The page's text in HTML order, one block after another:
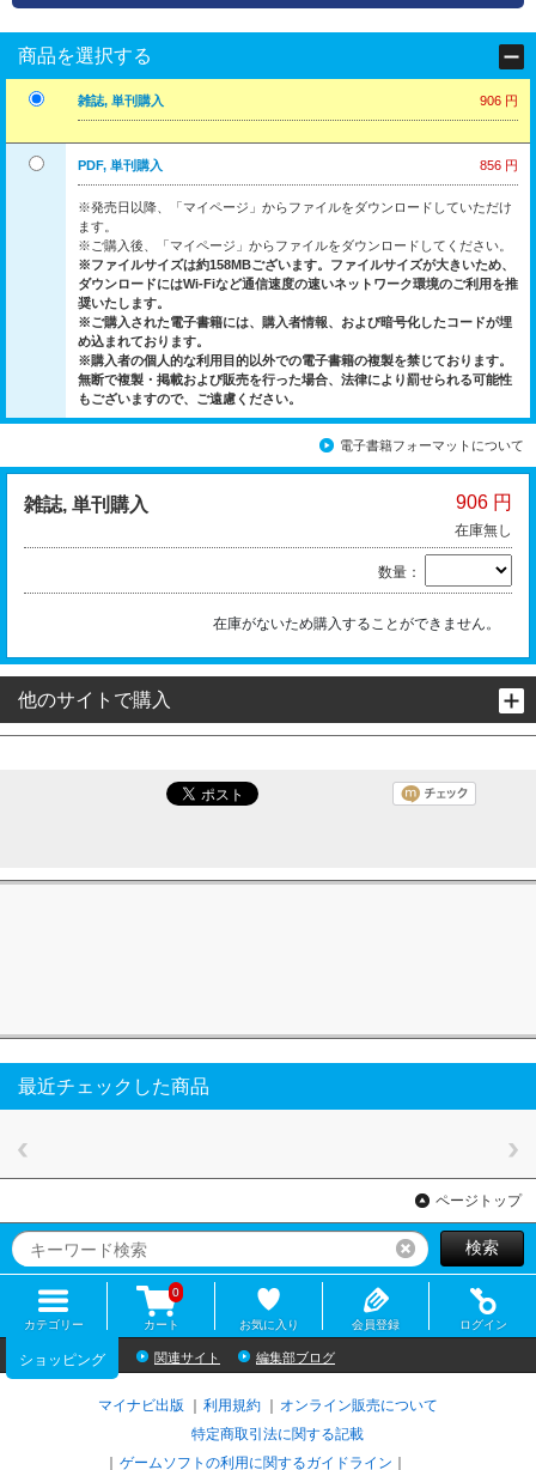
商品を選択する
雑誌, 単刊購入 906 円
PDF, 単刊購入 856 円
※発売日以降、「マイページ」からファイルをダウンロードしていただけ
ます。
※ご購入後、「マイページ」からファイルをダウンロードしてください。
※ファイルサイズは約158MBございます。ファイルサイズが大きいため、
ダウンロードにはWi-Fiなど通信速度の速いネットワーク環境のご利用を推
奨いたします。
※ご購入された電子書籍には、購入者情報、および暗号化したコードが埋
め込まれております。
※購入者の個人的な利用目的以外での電子書籍の複製を禁じております。
無断で複製・掲載および販売を行った場合、法律により罰せられる可能性
もございますので、ご遠慮ください。
電子書籍フォーマットについて
雑誌, 単刊購入 906 円
在庫無し
数量：
在庫がないため購入することができません。
他のサイトで購入
最近チェックした商品
ページトップ
リセット検索
カテゴリー カート
0
お気に入り 会員登録 ログイン
ショッピング 関連サイト 編集部ブログ
マイナビ出版 利用規約
オンライン販売について
特定商取引法に関する記載
ゲームソフトの利用に関するガイドライン